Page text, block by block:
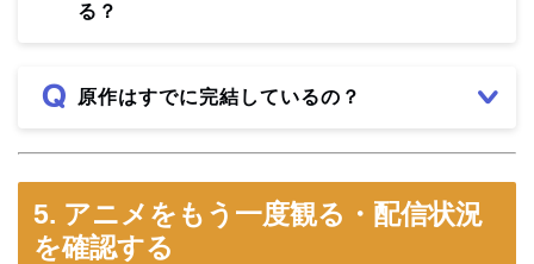
る？
原作はすでに完結しているの？
5. アニメをもう一度観る・配信状況
を確認する